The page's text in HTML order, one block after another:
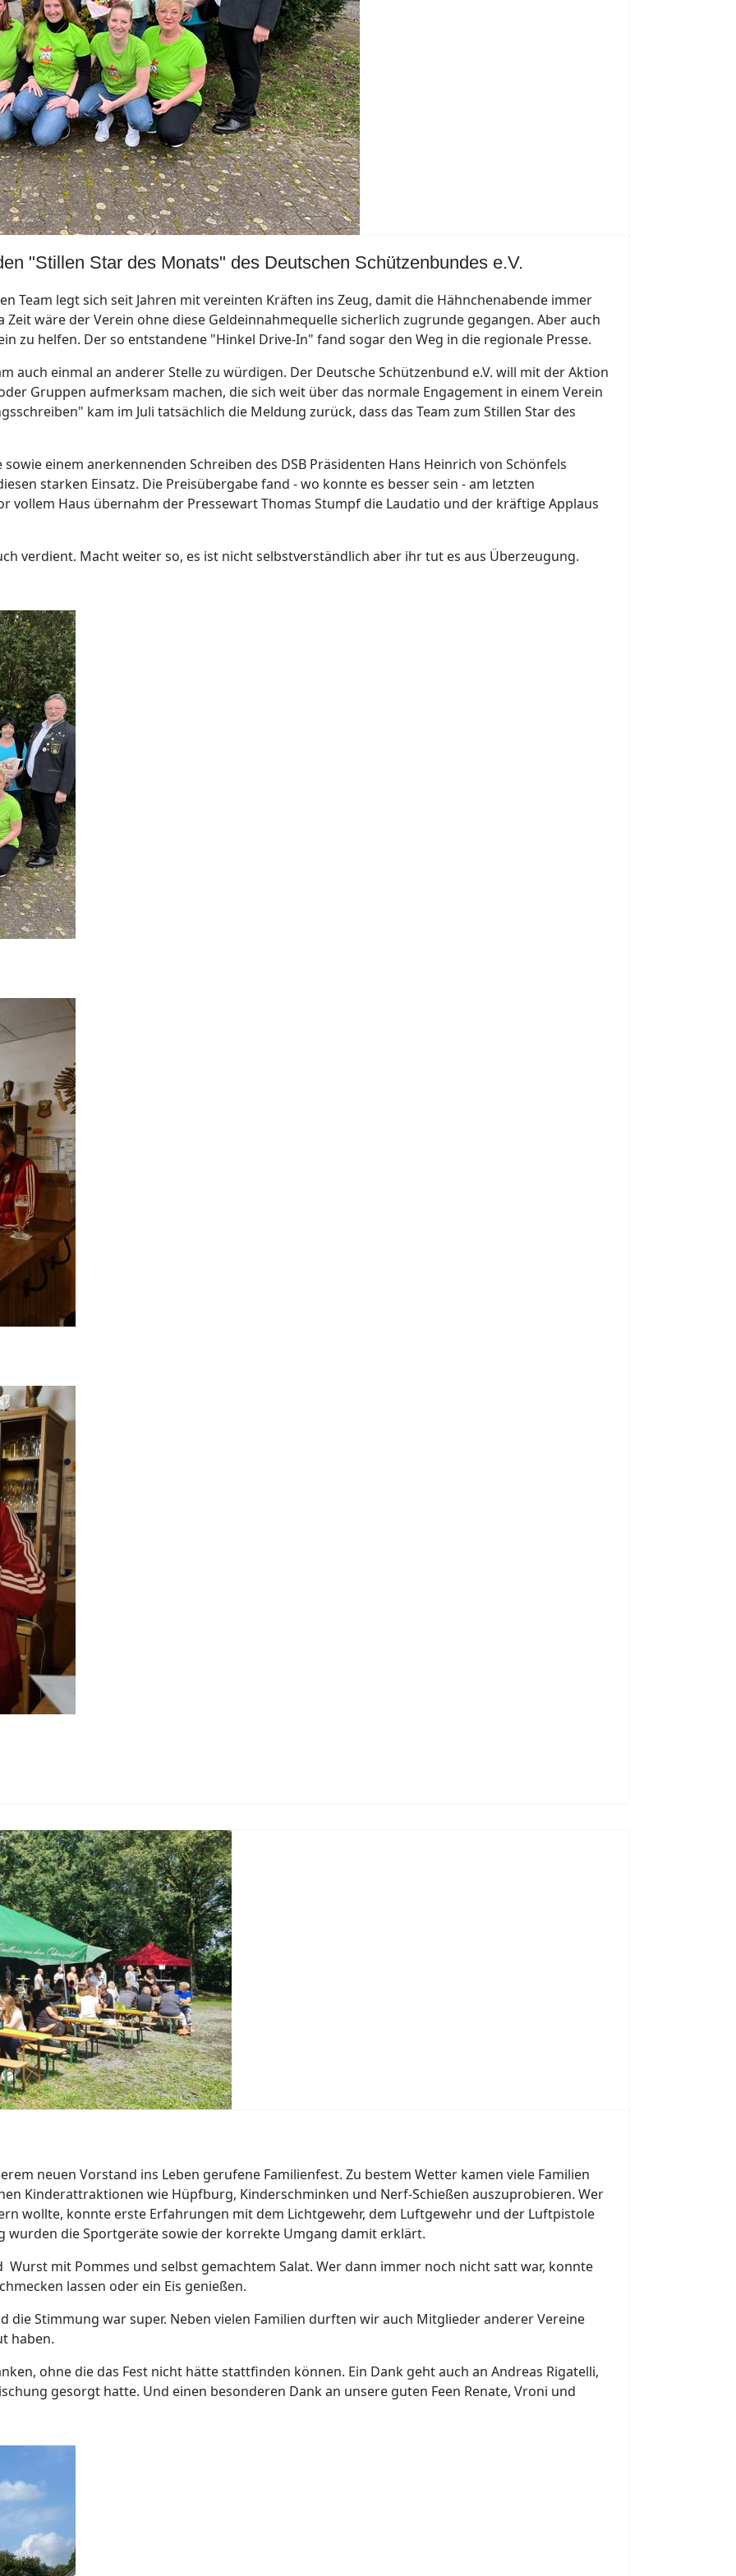
"Stillen Star des Monats" des Deutschen Schützenbundes e.V.
Team legt sich seit Jahren mit vereinten Kräften ins Zeug, damit die Hähnchenabende immer
wäre der Verein ohne diese Geldeinnahmequelle sicherlich zugrunde gegangen. Aber auch
zu helfen. Der so entstandene "Hinkel Drive-In" fand sogar den Weg in die regionale Presse.
auch einmal an anderer Stelle zu würdigen. Der Deutsche Schützenbund e.V. will mit der Aktion
Gruppen aufmerksam machen, die sich weit über das normale Engagement in einem Verein
kam im Juli tatsächlich die Meldung zurück, dass das Team zum Stillen Star des
einem anerkennenden Schreiben des DSB Präsidenten Hans Heinrich von Schönfels
starken Einsatz. Die Preisübergabe fand - wo konnte es besser sein - am letzten
vollem Haus übernahm der Pressewart Thomas Stumpf die Laudatio und der kräftige Applaus
verdient. Macht weiter so, es ist nicht selbstverständlich aber ihr tut es aus Überzeugung.
neuen Vorstand ins Leben gerufene Familienfest. Zu bestem Wetter kamen viele Familien
Kinderattraktionen wie Hüpfburg, Kinderschminken und Nerf-Schießen auszuprobieren. Wer
wollte, konnte erste Erfahrungen mit dem Lichtgewehr, dem Luftgewehr und der Luftpistole
wurden die Sportgeräte sowie der korrekte Umgang damit erklärt.
Wurst mit Pommes und selbst gemachtem Salat. Wer dann immer noch nicht satt war, konnte
lassen oder ein Eis genießen.
die Stimmung war super. Neben vielen Familien durften wir auch Mitglieder anderer Vereine
haben.
ohne die das Fest nicht hätte stattfinden können. Ein Dank geht auch an Andreas Rigatelli,
gesorgt hatte. Und einen besonderen Dank an unsere guten Feen Renate, Vroni und